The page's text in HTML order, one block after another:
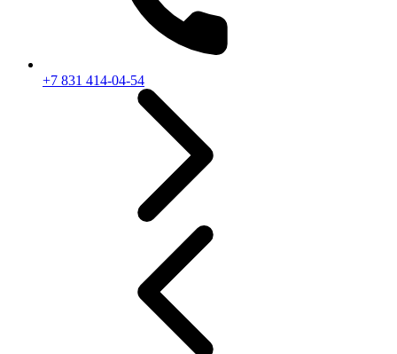
+7 831 414-04-54